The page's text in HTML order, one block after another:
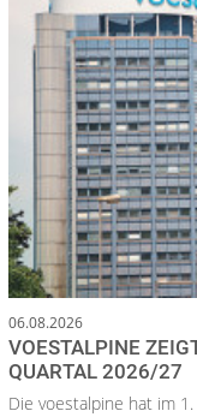
06.08.2026
VOESTALPINE
QUARTAL 2026/27
Die voestalpine hat im